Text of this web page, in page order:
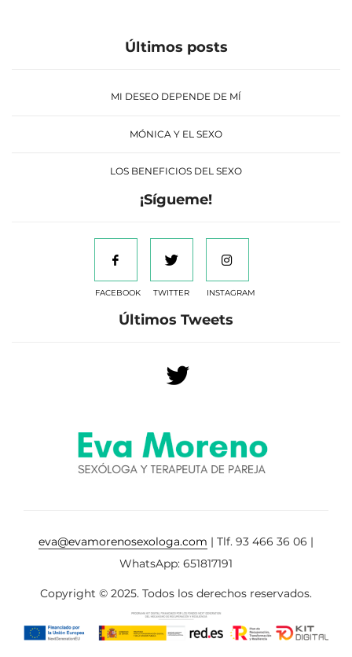
Últimos posts
MI DESEO DEPENDE DE MÍ
MÓNICA Y EL SEXO
LOS BENEFICIOS DEL SEXO
¡Sígueme!
FACEBOOK TWITTER INSTAGRAM
Últimos Tweets
eva@evamorenosexologa.com | Tlf. 93 466 36 06 |
WhatsApp: 651817191
Copyright © 2025. Todos los derechos reservados.